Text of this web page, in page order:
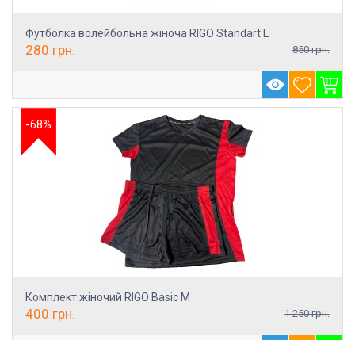
Футболка волейбольна жіноча RIGO Standart L
280 грн. 850 грн.
-68%
Комплект жіночий RIGO Basic М
400 грн. 1 250 грн.